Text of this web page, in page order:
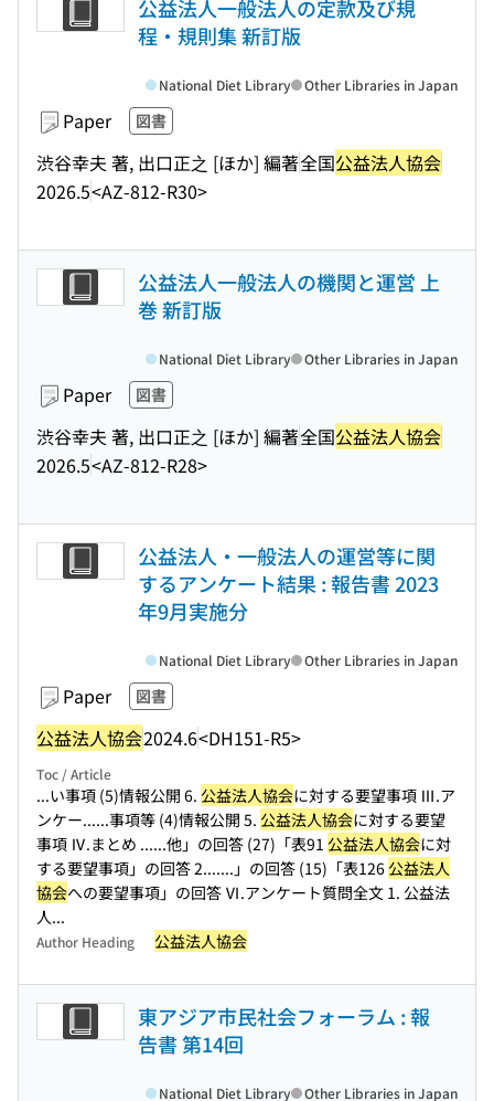
公益法人一般法人の定款及び規
程・規則集 新訂版
Paper 図書
渋谷幸夫 著, 出口正之 [ほか] 編著全国公益法人協会
2026.5<AZ-812-R30>
National Diet Library Other Libraries in Japan
公益法人一般法人の機関と運営 上
巻 新訂版
Paper 図書
渋谷幸夫 著, 出口正之 [ほか] 編著全国公益法人協会
2026.5<AZ-812-R28>
National Diet Library Other Libraries in Japan
公益法人・一般法人の運営等に関
するアンケート結果 : 報告書 2023
年9月実施分
Paper 図書
公益法人協会2024.6<DH151-R5>
National Diet Library Other Libraries in Japan
Toc / Article
...い事項 (5)情報公開 6. 公益法人協会に対する要望事項 Ⅲ.ア
ンケー......事項等 (4)情報公開 5. 公益法人協会に対する要望
事項 Ⅳ.まとめ ......他」の回答 (27)「表91 公益法人協会に対
する要望事項」の回答 2.......」の回答 (15)「表126 公益法人
協会への要望事項」の回答 Ⅵ.アンケート質問全文 1. 公益法
人...
Author Heading 公益法人協会
東アジア市民社会フォーラム : 報
告書 第14回
National Diet Library Other Libraries in Japan